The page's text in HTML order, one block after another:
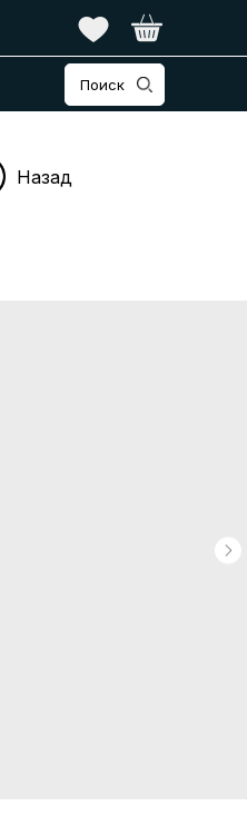
Поиск
Назад